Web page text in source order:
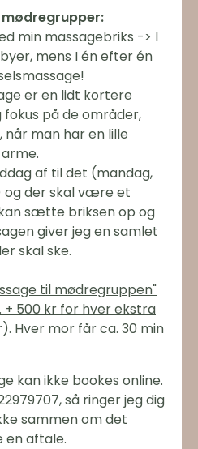
min massagebriks -> I
mens I én efter én
er en lidt kortere
på de områder,
man har en lille
af til det (mandag,
og der skal være et
sætte briksen op og
giver jeg en samlet
skal ske.
til mødregruppen"
+ 500 kr for hver ekstra
Hver mor får ca. 30 min
kan ikke bookes online.
så ringer jeg dig
sammen om det
en aftale.